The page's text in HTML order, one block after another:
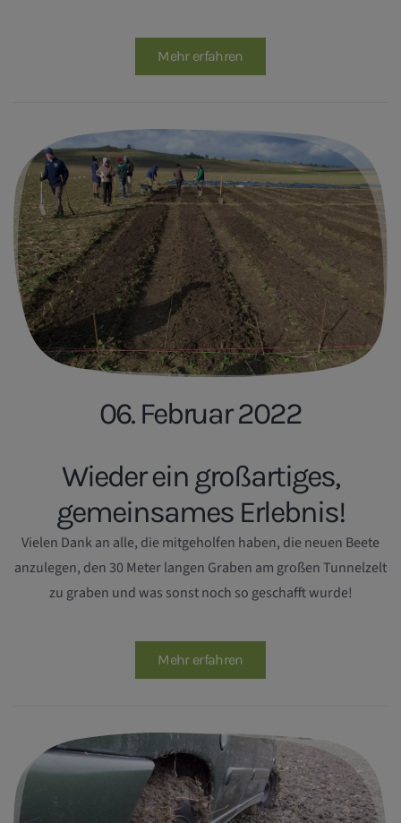
Mehr erfahren
06. Februar 2022
Wieder ein großartiges,
gemeinsames Erlebnis!
Vielen Dank an alle, die mitgeholfen haben, die neuen Beete
anzulegen, den 30 Meter langen Graben am großen Tunnelzelt
zu graben und was sonst noch so geschafft wurde!
Mehr erfahren